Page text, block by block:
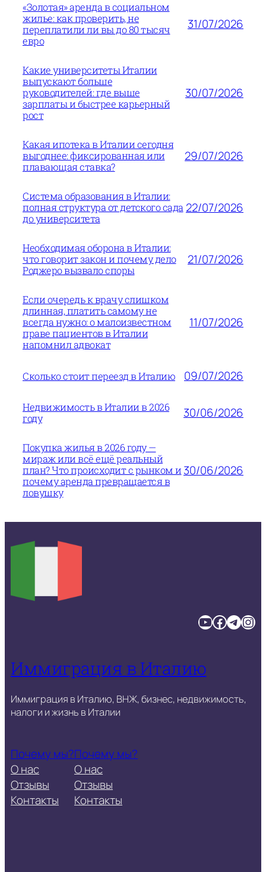
«Золотая» аренда в социальном
жилье: как проверить, не
переплатили ли вы до 80 тысяч
евро
31/07/2026
Какие университеты Италии
выпускают больше
руководителей: где выше
зарплаты и быстрее карьерный
рост
30/07/2026
Какая ипотека в Италии сегодня
выгоднее: фиксированная или
плавающая ставка?
29/07/2026
Система образования в Италии:
полная структура от детского сада
до университета
22/07/2026
Необходимая оборона в Италии:
что говорит закон и почему дело
Роджеро вызвало споры
21/07/2026
Если очередь к врачу слишком
длинная, платить самому не
всегда нужно: о малоизвестном
праве пациентов в Италии
напомнил адвокат
11/07/2026
Сколько стоит переезд в Италию 09/07/2026
Недвижимость в Италии в 2026
году
30/06/2026
Покупка жилья в 2026 году —
мираж или всё ещё реальный
план? Что происходит с рынком и
почему аренда превращается в
ловушку
30/06/2026
YouTube Facebook TelegramInstagram
Иммиграция в Италию
Иммиграция в Италию, ВНЖ, бизнес, недвижимость,
налоги и жизнь в Италии
Почему мы?
О нас
Отзывы
Контакты
Почему мы?
О нас
Отзывы
Контакты